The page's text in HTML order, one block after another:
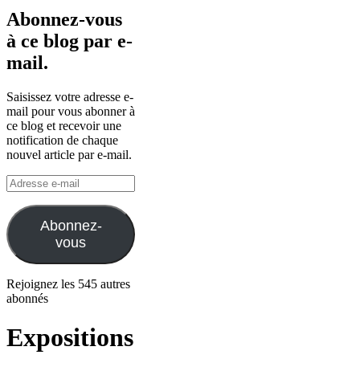
Abonnez-vous
à ce blog par e-
mail.
Saisissez votre adresse e-
mail pour vous abonner à
ce blog et recevoir une
notification de chaque
nouvel article par e-mail.
Adresse
e-
mail
Abonnez-
vous
Rejoignez les 545 autres
abonnés
Expositions